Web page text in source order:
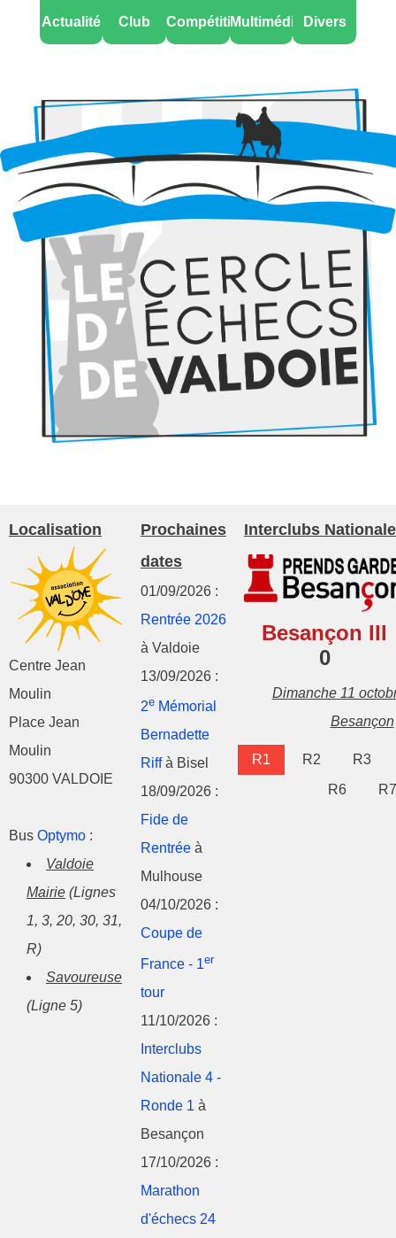
Actualité Club CompétitionsMultimédia Divers
Localisation
Centre Jean
Moulin
Place Jean
Moulin
90300 VALDOIE
Bus Optymo :
Valdoie
Mairie (Lignes
1, 3, 20, 30, 31,
R)
Savoureuse
(Ligne 5)
Prochaines
dates
01/09/2026 :
Rentrée 2026
à Valdoie
13/09/2026 :
2e Mémorial
Bernadette
Riffà Bisel
18/09/2026 :
Fide de
Rentrée à
Mulhouse
04/10/2026 :
Coupe de
France - 1er
tour
11/10/2026 :
Interclubs
Nationale 4 -
Ronde 1 à
Besançon
17/10/2026 :
Marathon
d'échecs 24
Interclubs
Besançon III
0
Dimanche 11
Besançon
R1 R2
R3
R6
R7